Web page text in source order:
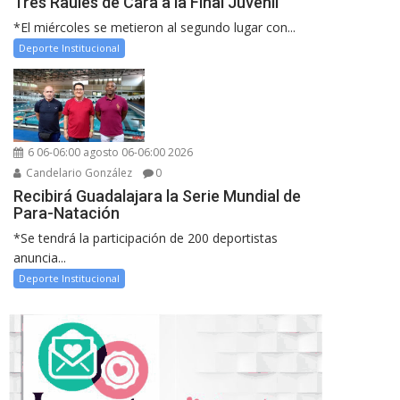
*El miércoles se metieron al segundo lugar con...
Deporte Institucional
6 06-06:00 agosto 06-06:00 2026
Candelario González
0
Recibirá Guadalajara la Serie Mundial de
Para-Natación
*Se tendrá la participación de 200 deportistas
anuncia...
Deporte Institucional